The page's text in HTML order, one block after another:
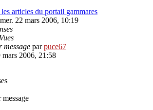
articles du portail gammares
22 mars 2006, 10:19
Vues
message parpuce67
mars 2006, 21:58